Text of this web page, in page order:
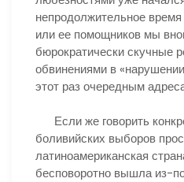
непродолжительное
или ее помощников мы
бюрократически скучные
обвинениями в
этот раз очередным
Если же говорить
боливийских выборов
латиноамериканская
бесповоротно вышла из-